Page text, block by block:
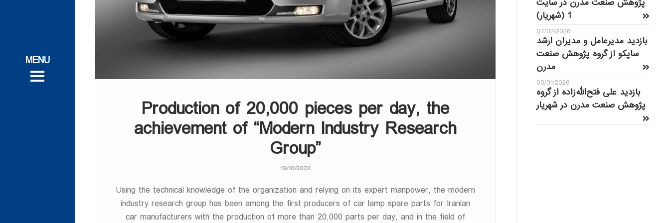
پروژه‌های
پروژه‌های
Production of 20,000 pieces per day, the
achievement of “Modern Industry Research
Group”
19/10/2022
Using the technical knowledge of the organization and relying on its expert manpower, the modern
industry research group has been among the first producers of car lamp spare parts for Iranian
car manufacturers with the production of more than 20,000 parts per day, and in the field of
پژوهش صنعت مدرن در سایت
1 (شهریار)
07/02/2026
بازدید مدیرعامل و مدیران ارشد
ساپکو از گروه پژوهش صنعت
مدرن
05/01/2026
بازدید علی فتح‌الله‌زاده از گروه
پژوهش صنعت مدرن در شهریار